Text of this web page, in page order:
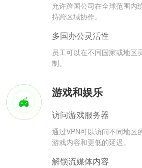
允许跨国公司在全球范围内
持跨区域协作。
多国办公灵活性
员工可以在不同国家或地区
制。
游戏和娱乐
访问游戏服务器
通过VPN可以访问不同地区
游戏内容和更低的延迟。
解锁流媒体内容